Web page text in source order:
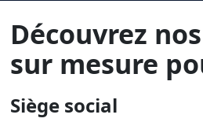
Découvrez
sur mesure
Siège social